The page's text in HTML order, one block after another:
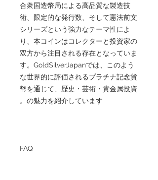
合衆国造幣局による高品質な製造技
術、限定的な発行数、そして憲法前文
シリーズという強力なテーマ性によ
り、本コインはコレクターと投資家の
双方から注目される存在となっていま
す。GoldSilverJapanでは、このよう
な世界的に評価されるプラチナ記念貨
幣を通じて、歴史・芸術・貴金属投資
の魅力を紹介しています。
FAQ